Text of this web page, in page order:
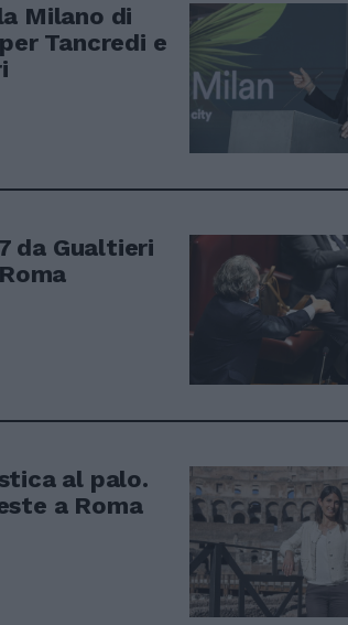
Milano di
Tancredi e
da Gualtieri
al palo.
a Roma